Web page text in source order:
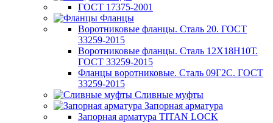
ГОСТ 17375-2001
Фланцы
Воротниковые фланцы. Сталь 20. ГОСТ
33259-2015
Воротниковые фланцы. Сталь 12Х18Н10Т.
ГОСТ 33259-2015
Фланцы воротниковые. Сталь 09Г2С. ГОСТ
33259-2015
Сливные муфты
Запорная арматура
Запорная арматура TITAN LOCK